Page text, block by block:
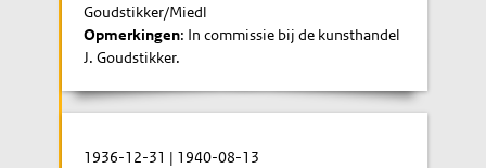
Goudstikker/Miedl
Opmerkingen: In commissie bij de kunsthandel
J. Goudstikker.
1936-12-31 | 1940-08-13